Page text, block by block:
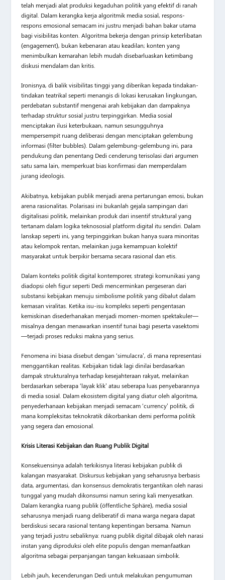
telah menjadi alat produksi kegaduhan politik yang efektif di ranah
digital. Dalam kerangka kerja algoritmik media sosial, respons-
respons emosional semacam ini justru menjadi bahan bakar utama
bagi visibilitas konten. Algoritma bekerja dengan prinsip keterlibatan
(engagement), bukan kebenaran atau keadilan; konten yang
menimbulkan kemarahan lebih mudah disebarluaskan ketimbang
diskusi mendalam dan kritis.
Ironisnya, di balik visibilitas tinggi yang diberikan kepada tindakan-
tindakan teatrikal seperti menangis di lokasi kerusakan lingkungan,
perdebatan substantif mengenai arah kebijakan dan dampaknya
terhadap struktur sosial justru terpinggirkan. Media sosial
menciptakan ilusi keterbukaan, namun sesungguhnya
mempersempit ruang deliberasi dengan menciptakan gelembung
informasi (filter bubbles). Dalam gelembung-gelembung ini, para
pendukung dan penentang Dedi cenderung terisolasi dari argumen
satu sama lain, memperkuat bias konfirmasi dan memperdalam
jurang ideologis.
Akibatnya, kebijakan publik menjadi arena pertarungan emosi, bukan
arena rasionalitas. Polarisasi ini bukanlah gejala sampingan dari
digitalisasi politik, melainkan produk dari insentif struktural yang
tertanam dalam logika teknososial platform digital itu sendiri. Dalam
lanskap seperti ini, yang terpinggirkan bukan hanya suara minoritas
atau kelompok rentan, melainkan juga kemampuan kolektif
masyarakat untuk berpikir bersama secara rasional dan etis.
Dalam konteks politik digital kontemporer, strategi komunikasi yang
diadopsi oleh figur seperti Dedi mencerminkan pergeseran dari
substansi kebijakan menuju simbolisme politik yang dibalut dalam
kemasan viralitas. Ketika isu-isu kompleks seperti pengentasan
kemiskinan disederhanakan menjadi momen-momen spektakuler—
misalnya dengan menawarkan insentif tunai bagi peserta vasektomi
—terjadi proses reduksi makna yang serius.
Fenomena ini biasa disebut dengan ‘simulacra’, di mana representasi
menggantikan realitas. Kebijakan tidak lagi dinilai berdasarkan
dampak strukturalnya terhadap kesejahteraan rakyat, melainkan
berdasarkan seberapa ‘layak klik’ atau seberapa luas penyebarannya
di media sosial. Dalam ekosistem digital yang diatur oleh algoritma,
penyederhanaan kebijakan menjadi semacam ‘currency’ politik, di
mana kompleksitas teknokratik dikorbankan demi performa politik
yang segera dan emosional.
Krisis Literasi Kebijakan dan Ruang Publik Digital
Konsekuensinya adalah terkikisnya literasi kebijakan publik di
kalangan masyarakat. Diskursus kebijakan yang seharusnya berbasis
data, argumentasi, dan konsensus demokratis tergantikan oleh narasi
tunggal yang mudah dikonsumsi namun sering kali menyesatkan.
Dalam kerangka ruang publik (öffentliche Sphäre), media sosial
seharusnya menjadi ruang deliberatif di mana warga negara dapat
berdiskusi secara rasional tentang kepentingan bersama. Namun
yang terjadi justru sebaliknya: ruang publik digital dibajak oleh narasi
instan yang diproduksi oleh elite populis dengan memanfaatkan
algoritma sebagai perpanjangan tangan kekuasaan simbolik.
Lebih jauh, kecenderungan Dedi untuk melakukan pengumuman